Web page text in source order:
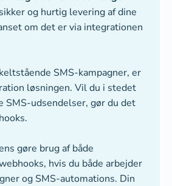
og hurtig levering af dine
om det er via integrationen
SMS-kampagner, er
løsningen. Vil du i stedet
SMS-udsendelser, gør du det
gøre brug af både
hvis du både arbejder
og SMS-automations. Din